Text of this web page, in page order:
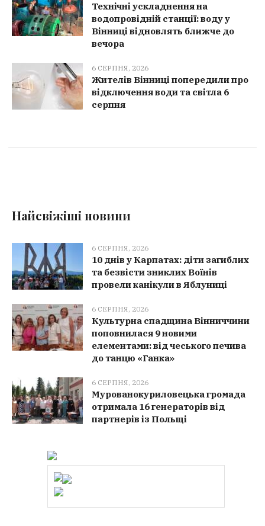
Технічні ускладнення на
водопровідній станції: воду у
Вінниці відновлять ближче до
вечора
6 СЕРПНЯ, 2026
Жителів Вінниці попередили про
відключення води та світла 6
серпня
Найсвіжіші новини
6 СЕРПНЯ, 2026
10 днів у Карпатах: діти загиблих
та безвісти зниклих Воїнів
провели канікули в Яблуниці
6 СЕРПНЯ, 2026
Культурна спадщина Вінниччини
поповнилася 9 новими
елементами: від чеського печива
до танцю «Ганка»
6 СЕРПНЯ, 2026
Мурованокуриловецька громада
отримала 16 генераторів від
партнерів із Польщі